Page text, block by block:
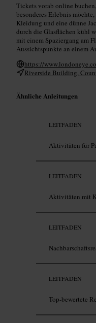
Tickets vorab online
besonderes Erlebnis
Kleidung und eine dünne
durch die Glasflächen kühl
mit einem Spaziergang am
Aussichtspunkte an einem
https://
Riverside Building,
Ähnliche Anleitungen
LEITFADEN
Aktivitäten für
LEITFADEN
Aktivitäten mit
LEITFADEN
LEITFADEN
Top-bewertete